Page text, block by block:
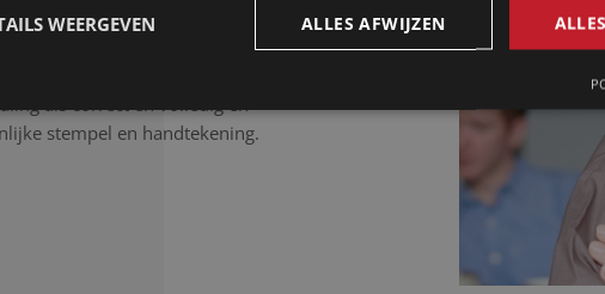
documenten dienen nauwkeurig
die hiertoe de eed heeft afgelegd
vertalen uw tekst tot in de
als correct en volledig en
stempel en handtekening.
ALLES AFWIJZEN
WEERGEVEN